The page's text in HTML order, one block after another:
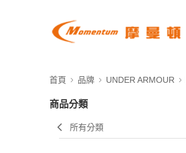
首頁 品牌 UNDER ARMOUR
商品分類
所有分類